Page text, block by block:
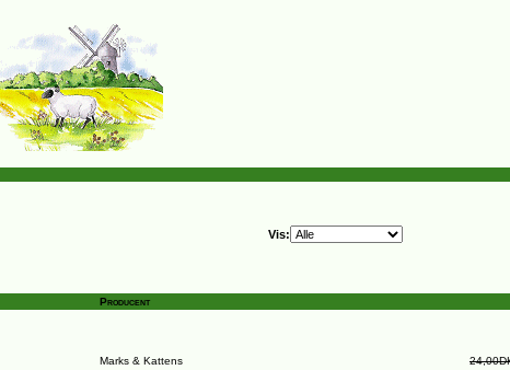
Vis:
Producent
Marks & Kattens